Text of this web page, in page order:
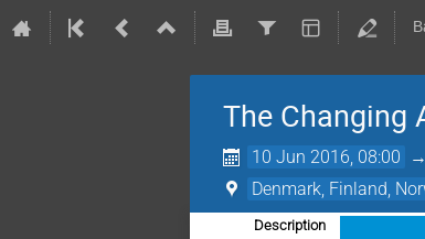
The Changing
10 Jun 2016, 08:00 →
Denmark, Finland,
Description